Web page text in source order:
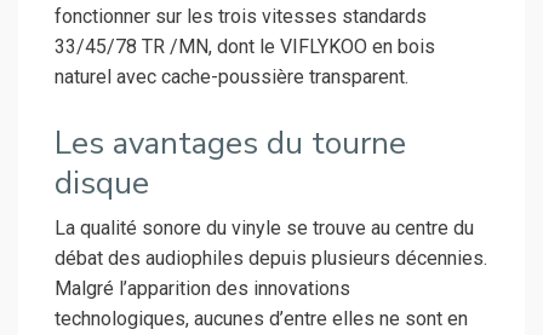
fonctionner sur les trois vitesses standards
33/45/78 TR /MN, dont le VIFLYKOO en bois
naturel avec cache-poussière transparent.
Les avantages du tourne
disque
La qualité sonore du vinyle se trouve au centre du
débat des audiophiles depuis plusieurs décennies.
Malgré l’apparition des innovations
technologiques, aucunes d’entre elles ne sont en